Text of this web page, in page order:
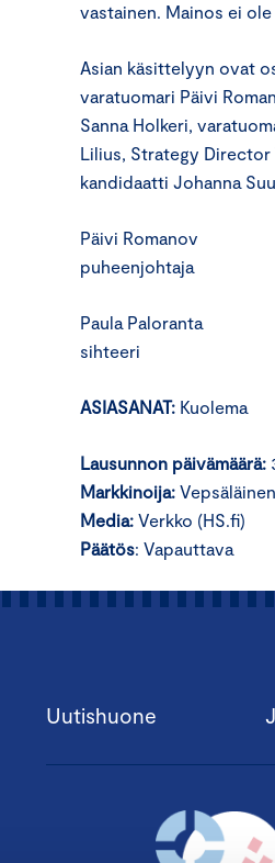
vastainen. Mainos ei
Asian käsittelyyn ovat
varatuomari Päivi
Sanna Holkeri,
Lilius, Strategy Director
kandidaatti Johanna
Päivi Romanov
puheenjohtaja
Paula Paloranta
sihteeri
ASIASANAT: Kuolema
Lausunnon päivämäärä:
Markkinoija:
Media: Verkko (HS.fi)
Päätös: Vapauttava
Uutishuone